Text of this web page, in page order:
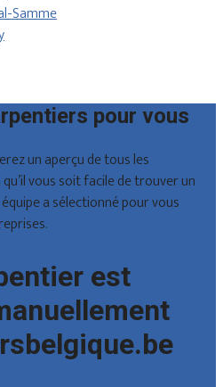
Samme
pour vous
un aperçu de tous les
vous soit facile de trouver un
a sélectionné pour vous
est